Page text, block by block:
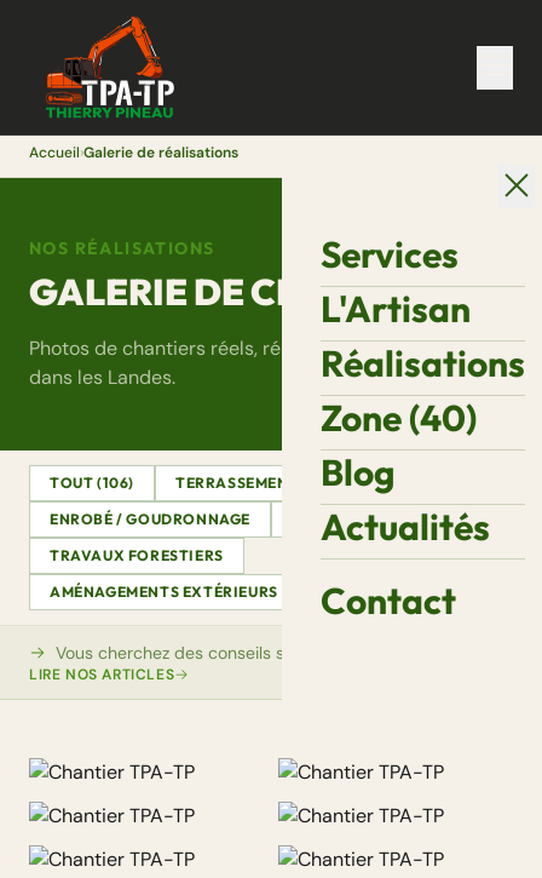
Services
L'Artisan
Réalisations
Zone (40)
Blog
Actualités
Contact
Accueil›Galerie de réalisations
NOS RÉALISATIONS
GALERIE DE CHANTIERS
Photos de chantiers réels, réalisés par Thierry Pineau
dans les Landes.
TOUT (106) TERRASSEMENT
ASSAINISSEMENT
ENROBÉ / GOUDRONNAGE
DÉMOLITION
VRD
TRAVAUX FORESTIERS
AMÉNAGEMENTS EXTÉRIEURS
VIDÉOS AUTRE
Vous cherchez des conseils sur ce sujet ?
LIRE NOS ARTICLES